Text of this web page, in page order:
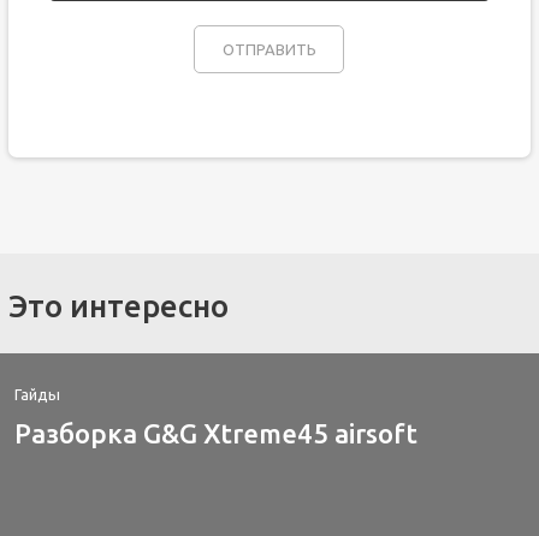
Это интересно
Гайды
Разборка G&G Xtreme45 airsoft